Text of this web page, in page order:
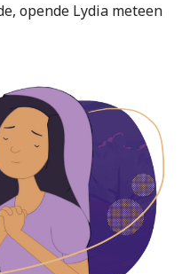
opende Lydia meteen